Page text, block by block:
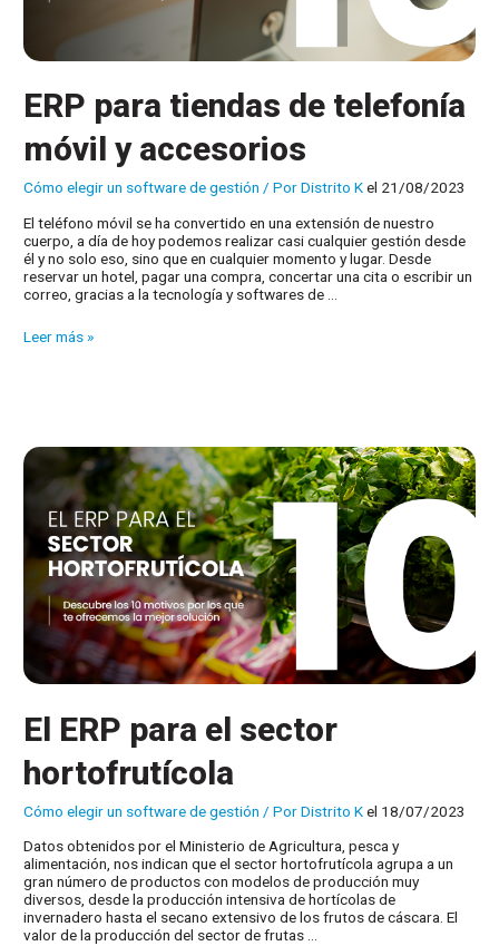
ERP para tiendas de telefonía
móvil y accesorios
Cómo elegir un software de gestión / PorDistrito Kel 21/08/2023
El teléfono móvil se ha convertido en una extensión de nuestro
cuerpo, a día de hoy podemos realizar casi cualquier gestión desde
él y no solo eso, sino que en cualquier momento y lugar. Desde
reservar un hotel, pagar una compra, concertar una cita o escribir un
correo, gracias a la tecnología y softwares de …
ERP
accesorios
Leer más »
El ERP para el sector
hortofrutícola
Cómo elegir un software de gestión / PorDistrito Kel 18/07/2023
Datos obtenidos por el Ministerio de Agricultura, pesca y
alimentación, nos indican que el sector hortofrutícola agrupa a un
gran número de productos con modelos de producción muy
diversos, desde la producción intensiva de hortícolas de
invernadero hasta el secano extensivo de los frutos de cáscara. El
valor de la producción del sector de frutas …